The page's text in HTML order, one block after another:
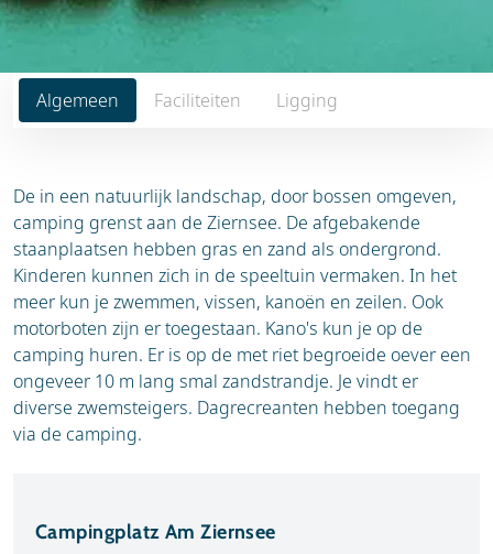
Algemeen Faciliteiten Ligging
De in een natuurlijk landschap, door bossen omgeven,
camping grenst aan de Ziernsee. De afgebakende
staanplaatsen hebben gras en zand als ondergrond.
Kinderen kunnen zich in de speeltuin vermaken. In het
meer kun je zwemmen, vissen, kanoën en zeilen. Ook
motorboten zijn er toegestaan. Kano's kun je op de
camping huren. Er is op de met riet begroeide oever een
ongeveer 10 m lang smal zandstrandje. Je vindt er
diverse zwemsteigers. Dagrecreanten hebben toegang
via de camping.
Campingplatz Am Ziernsee